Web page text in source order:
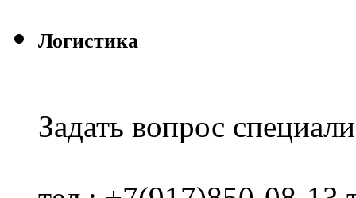
Логистика
Задать вопрос